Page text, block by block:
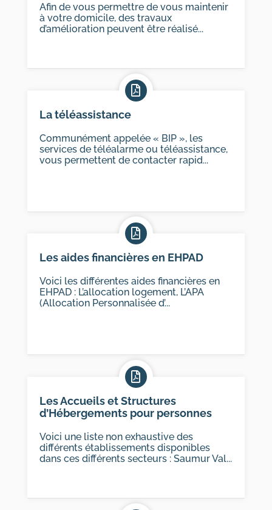
Afin de vous permettre de vous maintenir
à votre domicile, des travaux
d’amélioration peuvent être réalisé...
La téléassistance
Communément appelée « BIP », les
services de téléalarme ou téléassistance,
vous permettent de contacter rapid...
Les aides financières en EHPAD
Voici les différentes aides financières en
EHPAD : L’allocation logement, L’APA
(Allocation Personnalisée d’...
Les Accueils et Structures
d’Hébergements pour personnes
Voici une liste non exhaustive des
différents établissements disponibles
dans ces différents secteurs : Saumur Val...